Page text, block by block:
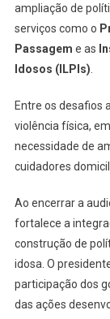
ampliação de
serviços como o
Passagem e as
Idosos (ILPIs)
Entre os desafios
violência física,
necessidade de
cuidadores
Ao encerrar a
fortalece a
construção de
idosa. O
participação dos
das ações